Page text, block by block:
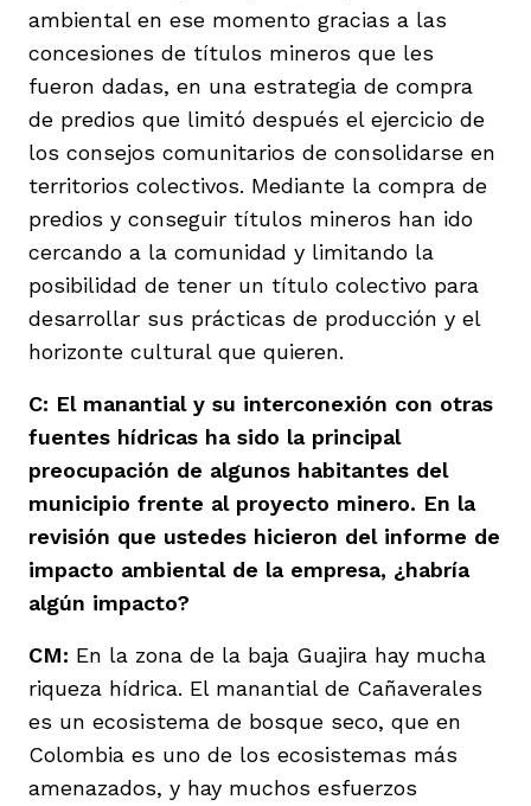
ambiental en ese momento gracias a las
concesiones de títulos mineros que les
fueron dadas, en una estrategia de compra
de predios que limitó después el ejercicio de
los consejos comunitarios de consolidarse en
territorios colectivos. Mediante la compra de
predios y conseguir títulos mineros han ido
cercando a la comunidad y limitando la
posibilidad de tener un título colectivo para
desarrollar sus prácticas de producción y el
horizonte cultural que quieren.
C: El manantial y su interconexión con otras
fuentes hídricas ha sido la principal
preocupación de algunos habitantes del
municipio frente al proyecto minero. En la
revisión que ustedes hicieron del informe de
impacto ambiental de la empresa, ¿habría
algún impacto?
CM: En la zona de la baja Guajira hay mucha
riqueza hídrica. El manantial de Cañaverales
es un ecosistema de bosque seco, que en
Colombia es uno de los ecosistemas más
amenazados, y hay muchos esfuerzos